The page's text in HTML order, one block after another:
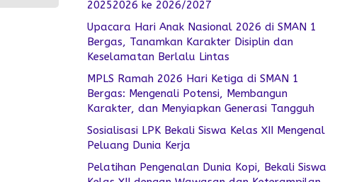
20252026 ke 2026/2027
Upacara Hari Anak Nasional 2026 di SMAN 1
Bergas, Tanamkan Karakter Disiplin dan
Keselamatan Berlalu Lintas
MPLS Ramah 2026 Hari Ketiga di SMAN 1
Bergas: Mengenali Potensi, Membangun
Karakter, dan Menyiapkan Generasi Tangguh
Sosialisasi LPK Bekali Siswa Kelas XII Mengenal
Peluang Dunia Kerja
Pelatihan Pengenalan Dunia Kopi, Bekali Siswa